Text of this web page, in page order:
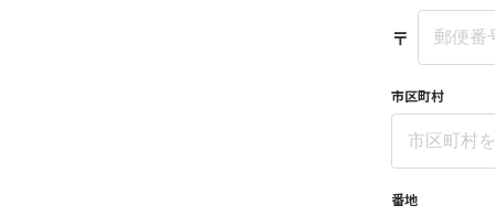
〒
市区町村
番地